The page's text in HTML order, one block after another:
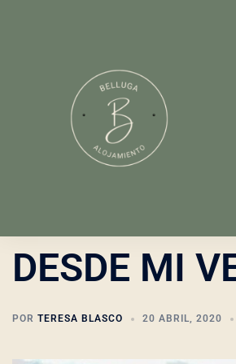
DESDE MI
POR TERESA BLASCO 20 ABRIL, 2020